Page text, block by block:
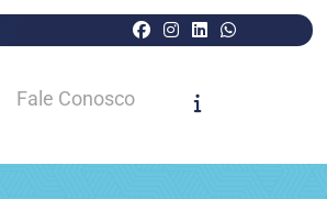
Fale Conosco